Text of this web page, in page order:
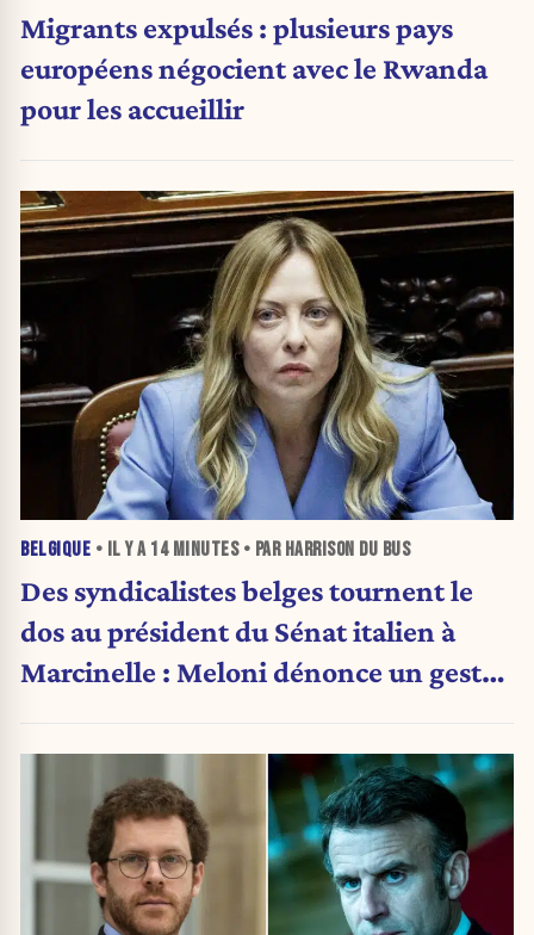
Migrants expulsés : plusieurs pays
européens négocient avec le Rwanda
pour les accueillir
BELGIQUE • IL Y A 14 MINUTES• PAR HARRISON DU BUS
Des syndicalistes belges tournent le
dos au président du Sénat italien à
Marcinelle : Meloni dénonce un geste